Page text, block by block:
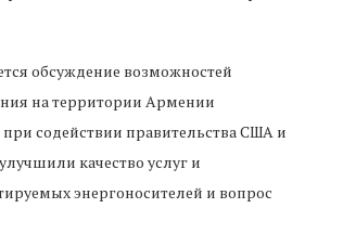
обсуждение возможностей
на территории Армении
содействии правительства США и
качество услуг и
энергоносителей и вопрос